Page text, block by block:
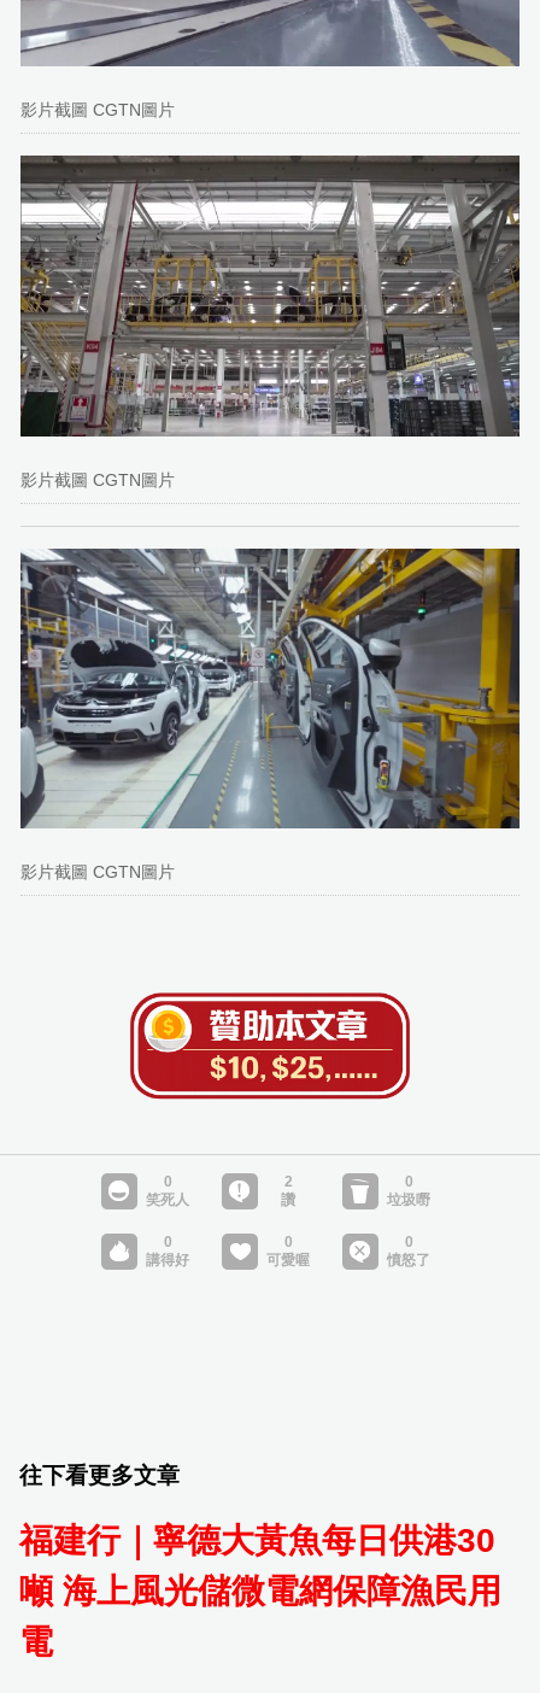
影片截圖 CGTN圖片
影片截圖 CGTN圖片
影片截圖 CGTN圖片
往下看更多文章
福建行｜寧德大黃魚每日供港30
噸 海上風光儲微電網保障漁民用
電